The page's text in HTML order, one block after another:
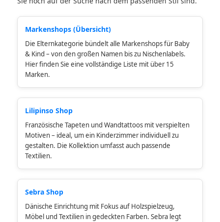
Markenshops (Übersicht)
Die Elternkategorie bündelt alle Markenshops für Baby
& Kind – von den großen Namen bis zu Nischenlabels.
Hier finden Sie eine vollständige Liste mit über 15
Marken.
Lilipinso Shop
Französische Tapeten und Wandtattoos mit verspielten
Motiven – ideal, um ein Kinderzimmer individuell zu
gestalten. Die Kollektion umfasst auch passende
Textilien.
Sebra Shop
Dänische Einrichtung mit Fokus auf Holzspielzeug,
Möbel und Textilien in gedeckten Farben. Sebra legt